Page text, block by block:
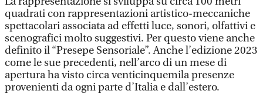
quadrati con rappresentazioni artistico-meccaniche
spettacolari associata ad effetti luce, sonori, olfattivi e
scenografici molto suggestivi. Per questo viene anche
definito il “Presepe Sensoriale”. Anche l’edizione 2023
come le sue precedenti, nell’arco di un mese di
apertura ha visto circa venticinquemila presenze
provenienti da ogni parte d’Italia e dall’estero.